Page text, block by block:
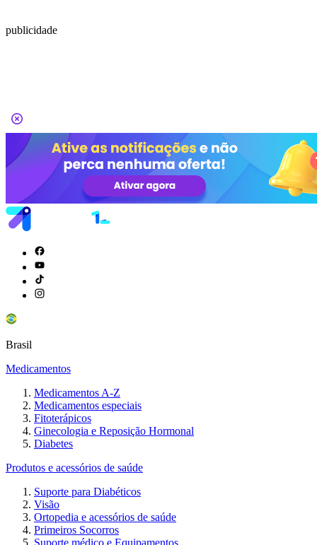
publicidade
Brasil
Medicamentos
Medicamentos A-Z
Medicamentos especiais
Fitoterápicos
Ginecologia e Reposição Hormonal
Diabetes
Produtos e acessórios de saúde
Suporte para Diabéticos
Visão
Ortopedia e acessórios de saúde
Primeiros Socorros
Suporte médico e Equipamentos